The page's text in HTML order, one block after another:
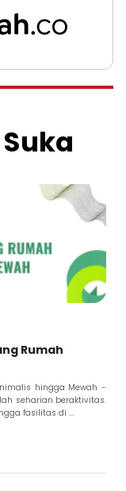
Rumah
hingga Mewah -
seharian beraktivitas.
fasilitas di ...